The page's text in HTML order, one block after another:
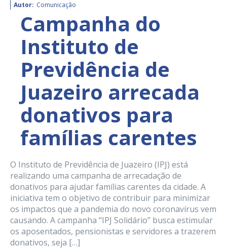
Autor: Comunicação
Campanha do
Instituto de
Previdência de
Juazeiro arrecada
donativos para
famílias carentes
O Instituto de Previdência de Juazeiro (IPJ) está
realizando uma campanha de arrecadação de
donativos para ajudar famílias carentes da cidade. A
iniciativa tem o objetivo de contribuir para minimizar
os impactos que a pandemia do novo coronavírus vem
causando. A campanha “IPJ Solidário” busca estimular
os aposentados, pensionistas e servidores a trazerem
donativos, seja […]